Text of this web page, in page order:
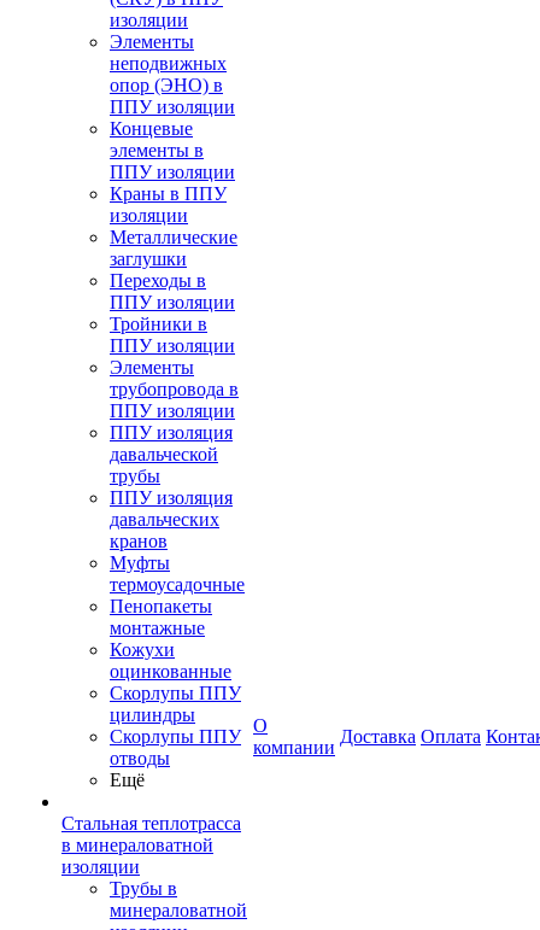
изоляции
Элементы
неподвижных
опор (ЭНО) в
ППУ изоляции
Концевые
элементы в
ППУ изоляции
Краны в ППУ
изоляции
Металлические
заглушки
Переходы в
ППУ изоляции
Тройники в
ППУ изоляции
Элементы
трубопровода в
ППУ изоляции
ППУ изоляция
давальческой
трубы
ППУ изоляция
давальческих
кранов
Муфты
термоусадочные
Пенопакеты
монтажные
Кожухи
оцинкованные
Скорлупы ППУ
цилиндры
Скорлупы ППУ
отводы
Ещё
Стальная теплотрасса
в минераловатной
изоляции
Трубы в
минераловатной
О
компании
Доставка Оплата